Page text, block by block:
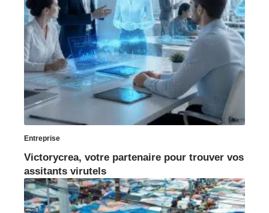
Entreprise
Victorycrea, votre partenaire pour trouver vos
assitants virutels